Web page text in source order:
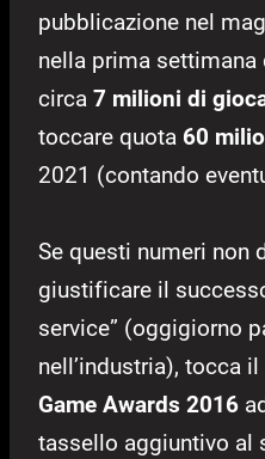
pubblicazione nel
nella prima
circa 7 milioni di
toccare quota 60
2021 (contando
Se questi numeri non
giustificare il
service” (oggigiorno
nell’industria), tocca
Game Awards 2016
tassello aggiuntivo al